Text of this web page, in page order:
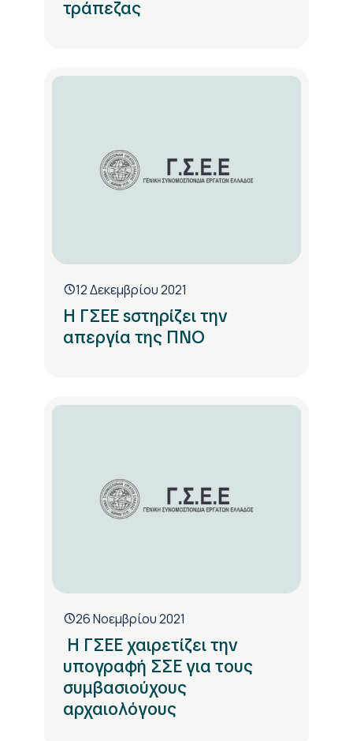
τράπεζας
12 Δεκεμβρίου 2021
Η ΓΣΕΕ sστηρίζει την
απεργία της ΠΝΟ
26 Νοεμβρίου 2021
Η ΓΣΕΕ χαιρετίζει την
υπογραφή ΣΣΕ για τους
συμβασιούχους
αρχαιολόγους